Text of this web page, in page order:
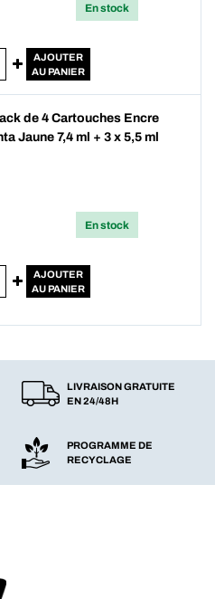
En stock
AJOUTER
AU PANIER
de 4 Cartouches Encre
Jaune 7,4 ml + 3 x 5,5 ml
En stock
AJOUTER
AU PANIER
LIVRAISON GRATUITE
EN 24/48H
PROGRAMME DE
RECYCLAGE